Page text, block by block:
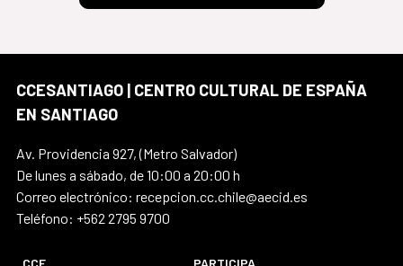
CCESANTIAGO | CENTRO CULTURAL DE ESPAÑA
EN SANTIAGO
Av. Providencia 927, (Metro Salvador)
De lunes a sábado, de 10:00 a 20:00 h
Correo electrónico: recepcion.cc.chile@aecid.es
Teléfono: +562 2795 9700
CCE PARTICIPA